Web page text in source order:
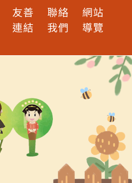
友善
連結
聯絡
我們
網站
導覽